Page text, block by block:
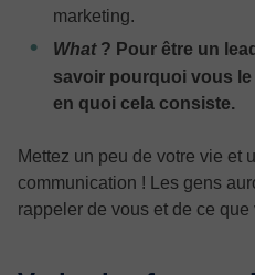
marketing.
What? Pour être un
savoir pourquoi vous
en quoi cela consiste.
Mettez un peu de votre vie et
communication ! Les gens
rappeler de vous et de ce que